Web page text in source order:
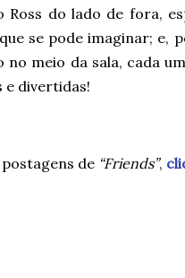
do lado de fora,
se pode imaginar; e,
meio da sala, cada
e divertidas!
de “Friends”,